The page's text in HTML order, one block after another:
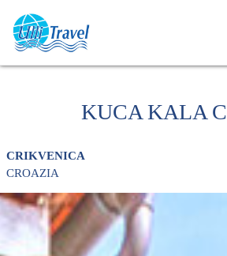
KUCA KALA C
CRIKVENICA
CROAZIA